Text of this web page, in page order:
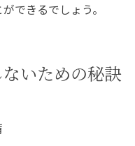
できるでしょう。
いための秘訣